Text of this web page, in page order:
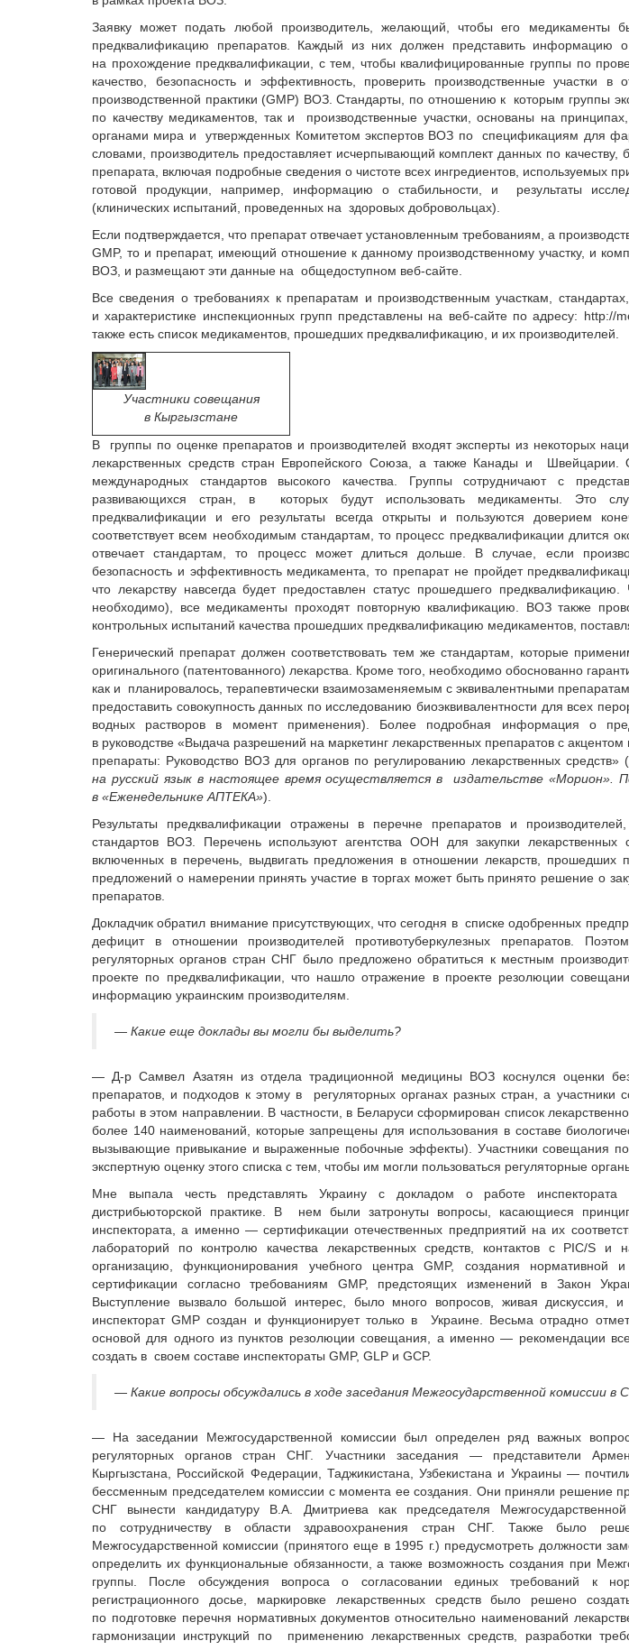
Заявку может подать любой производитель, желающий, чтобы его медикаменты
предквалификацию препаратов. Каждый из них должен представить информацию
на прохождение предквалификации, с тем, чтобы квалифицированные группы по
качество, безопасность и эффективность, проверить производственные участки
производственной практики (GMP) ВОЗ. Стандарты, по отношению к которым группы
по качеству медикаментов, так и производственные участки, основаны на
органами мира и утвержденных Комитетом экспертов ВОЗ по спецификациям для
словами, производитель предоставляет исчерпывающий комплект данных по качеству,
препарата, включая подробные сведения о чистоте всех ингредиентов, используемых
готовой продукции, например, информацию о стабильности, и результаты
(клинических испытаний, проведенных на здоровых добровольцах).
Если подтверждается, что препарат отвечает установленным требованиям, а
GMP, то и препарат, имеющий отношение к данному производственному участку, и
ВОЗ, и размещают эти данные на общедоступном веб-сайте.
Все сведения о требованиях к препаратам и производственным участкам,
и характеристике инспекционных групп представлены на веб-сайте по адресу: http://
также есть список медикаментов, прошедших предквалификацию, и их производителей.
Участники совещания
в Кыргызстане
В группы по оценке препаратов и производителей входят эксперты из некоторых
лекарственных средств стран Европейского Союза, а также Канады и Швейцарии.
международных стандартов высокого качества. Группы сотрудничают с
развивающихся стран, в которых будут использовать медикаменты. Это
предквалификации и его результаты всегда открыты и пользуются доверием
соответствует всем необходимым стандартам, то процесс предквалификации длится
отвечает стандартам, то процесс может длиться дольше. В случае, если
безопасность и эффективность медикамента, то препарат не пройдет
что лекарству навсегда будет предоставлен статус прошедшего
необходимо), все медикаменты проходят повторную квалификацию. ВОЗ также
контрольных испытаний качества прошедших предквалификацию медикаментов,
Генерический препарат должен соответствовать тем же стандартам, которые
оригинального (патентованного) лекарства. Кроме того, необходимо обоснованно
как и планировалось, терапевтически взаимозаменяемым с эквивалентными
предоставить совокупность данных по исследованию биоэквивалентности для всех
водных растворов в момент применения). Более подробная информация о
в руководстве «Выдача разрешений на маркетинг лекарственных препаратов с
препараты: Руководство ВОЗ для органов по регулированию лекарственных средств» (
на русский язык в настоящее время осуществляется в издательстве «Морион».
в «Еженедельнике АПТЕКА»).
Результаты предквалификации отражены в перечне препаратов и
стандартов ВОЗ. Перечень используют агентства ООН для закупки лекарственных
включенных в перечень, выдвигать предложения в отношении лекарств, прошедших
предложений о намерении принять участие в торгах может быть принято решение о
препаратов.
Докладчик обратил внимание присутствующих, что сегодня в списке одобренных
дефицит в отношении производителей противотуберкулезных препаратов.
регуляторных органов стран СНГ было предложено обратиться к местным
проекте по предквалификации, что нашло отражение в проекте резолюции
информацию украинским производителям.
— Какие еще доклады вы могли бы выделить?
— Д-р Самвел Азатян из отдела традиционной медицины ВОЗ коснулся оценки
препаратов, и подходов к этому в регуляторных органах разных стран, а
работы в этом направлении. В частности, в Беларуси сформирован список
более 140 наименований, которые запрещены для использования в составе
вызывающие привыкание и выраженные побочные эффекты). Участники совещания
экспертную оценку этого списка с тем, чтобы им могли пользоваться регуляторные
Мне выпала честь представлять Украину с докладом о работе инспектората
дистрибьюторской практике. В нем были затронуты вопросы, касающиеся
инспектората, а именно — сертификации отечественных предприятий на их
лабораторий по контролю качества лекарственных средств, контактов с PIC/S и
организацию, функционирования учебного центра GMP, создания нормативной
сертификации согласно требованиям GMP, предстоящих изменений в Закон
Выступление вызвало большой интерес, было много вопросов, живая
инспекторат GMP создан и функционирует только в Украине. Весьма отрадно
основой для одного из пунктов резолюции совещания, а именно — рекомендации
создать в своем составе инспектораты GMP, GLP и GCP.
— Какие вопросы обсуждались в ходе заседания Межгосударственной комиссии в
— На заседании Межгосударственной комиссии был определен ряд важных
регуляторных органов стран СНГ. Участники заседания — представители
Кыргызстана, Российской Федерации, Таджикистана, Узбекистана и Украины —
бессменным председателем комиссии с момента ее создания. Они приняли решение
СНГ вынести кандидатуру В.А. Дмитриева как председателя
по сотрудничеству в области здравоохранения стран СНГ. Также было
Межгосударственной комиссии (принятого еще в 1995 г.) предусмотреть должности
определить их функциональные обязанности, а также возможность создания при
группы. После обсуждения вопроса о согласовании единых требований к
регистрационного досье, маркировке лекарственных средств было решено
по подготовке перечня нормативных документов относительно наименований
гармонизации инструкций по применению лекарственных средств, разработки